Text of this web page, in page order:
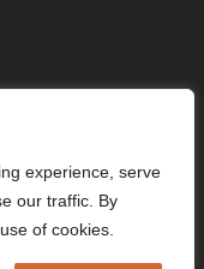
experience, serve
our traffic. By
of cookies.